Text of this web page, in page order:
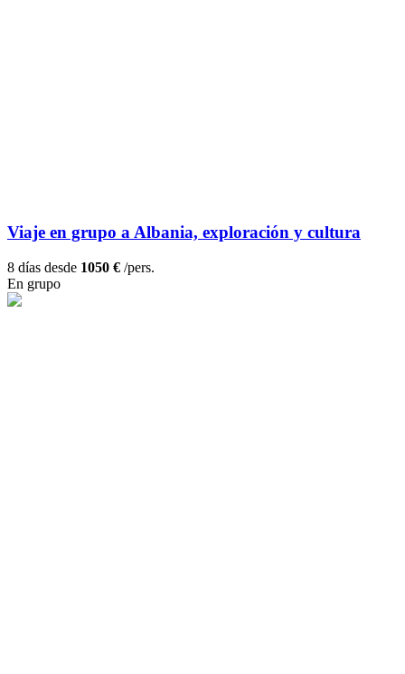
Viaje en grupo a Albania, exploración y cultura
8 días desde 1050 € /pers.
En grupo